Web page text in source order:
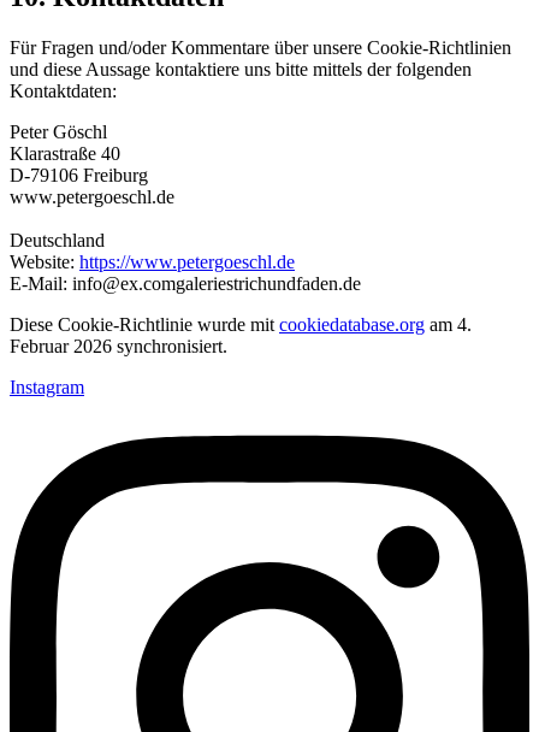
Für Fragen und/oder Kommentare über unsere Cookie-Richtlinien
und diese Aussage kontaktiere uns bitte mittels der folgenden
Kontaktdaten:
Peter Göschl
Klarastraße 40
D-79106 Freiburg
www.petergoeschl.de
Deutschland
Website: https://www.petergoeschl.de
E-Mail: info@ex.comgaleriestrichundfaden.de
Diese Cookie-Richtlinie wurde mit cookiedatabase.org am 4.
Februar 2026 synchronisiert.
Instagram